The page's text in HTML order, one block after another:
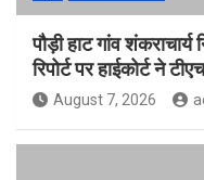
पौड़ी हाट गांव शंकराचार्य
रिपोर्ट पर हाईकोर्ट ने
August 7, 2026